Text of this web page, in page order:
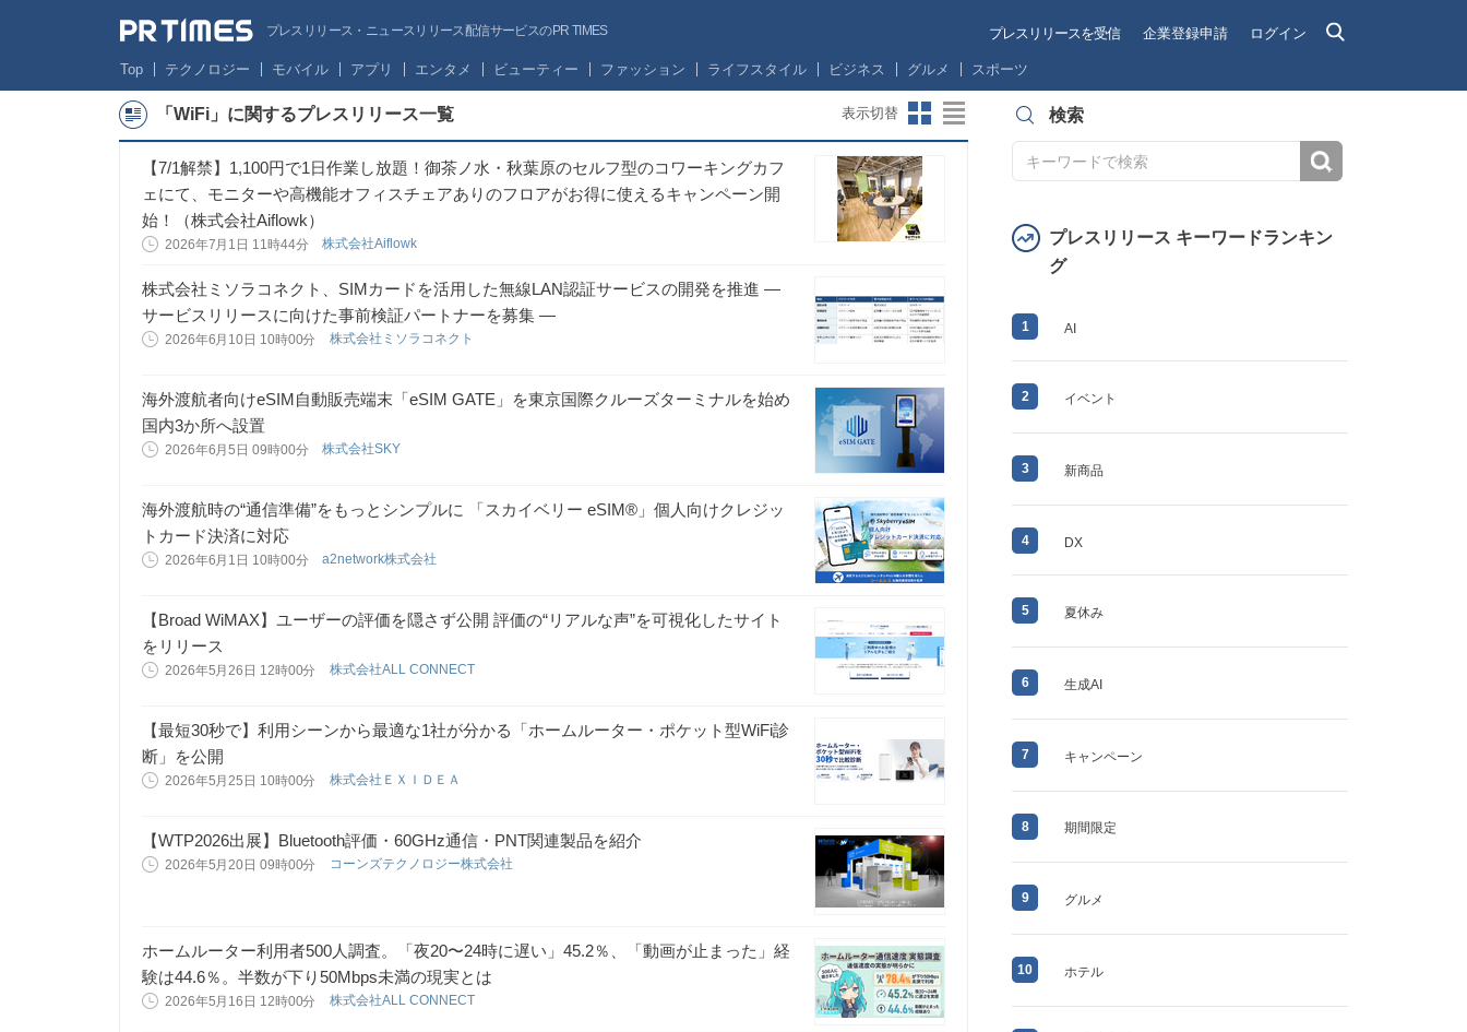
プレスリリース・ニュースリリース配信サービスのPR TIMES プレスリリースを受信 企業登録申請 ログイン
Top テクノロジー モバイル アプリ エンタメ ビューティー ファッション ライフスタイル ビジネス グルメ スポーツ
「WiFi」に関するプレスリリース一覧 表示切替
【7/1解禁】1,100円で1日作業し放題！御茶ノ水・秋葉原のセルフ型のコワーキングカフ
ェにて、モニターや高機能オフィスチェアありのフロアがお得に使えるキャンペーン開
始！（株式会社Aiflowk）
2026年7月1日 11時44分 株式会社Aiflowk
株式会社ミソラコネクト、SIMカードを活用した無線LAN認証サービスの開発を推進 ―
サービスリリースに向けた事前検証パートナーを募集 ―
2026年6月10日 10時00分 株式会社ミソラコネクト
海外渡航者向けeSIM自動販売端末「eSIM GATE」を東京国際クルーズターミナルを始め
国内3か所へ設置
2026年6月5日 09時00分 株式会社SKY
海外渡航時の“通信準備”をもっとシンプルに 「スカイベリー eSIM®」個人向けクレジッ
トカード決済に対応
2026年6月1日 10時00分 a2network株式会社
【Broad WiMAX】ユーザーの評価を隠さず公開 評価の“リアルな声”を可視化したサイト
をリリース
2026年5月26日 12時00分 株式会社ALL CONNECT
【最短30秒で】利用シーンから最適な1社が分かる「ホームルーター・ポケット型WiFi診
断」を公開
2026年5月25日 10時00分 株式会社ＥＸＩＤＥＡ
【WTP2026出展】Bluetooth評価・60GHz通信・PNT関連製品を紹介
2026年5月20日 09時00分 コーンズテクノロジー株式会社
ホームルーター利用者500人調査。「夜20〜24時に遅い」45.2％、「動画が止まった」経
験は44.6％。半数が下り50Mbps未満の現実とは
2026年5月16日 12時00分 株式会社ALL CONNECT
検索
プレスリリース キーワードランキン
グ
1 AI
2 イベント
3 新商品
4 DX
5 夏休み
6 生成AI
7 キャンペーン
8 期間限定
9 グルメ
10 ホテル